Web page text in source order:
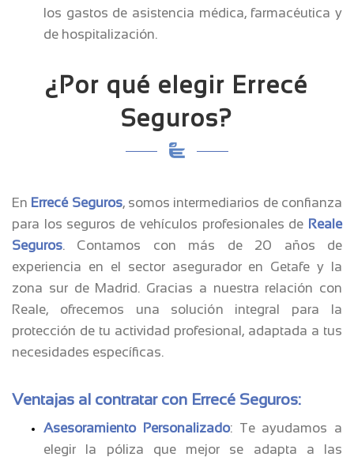
los gastos de asistencia médica, farmacéutica y
de hospitalización.
¿Por qué elegir Errecé
Seguros?
En Errecé Seguros, somos intermediarios de confianza
para los seguros de vehículos profesionales de Reale
Seguros. Contamos con más de 20 años de
experiencia en el sector asegurador en Getafe y la
zona sur de Madrid. Gracias a nuestra relación con
Reale, ofrecemos una solución integral para la
protección de tu actividad profesional, adaptada a tus
necesidades específicas.
Ventajas al contratar con Errecé Seguros:
Asesoramiento Personalizado: Te ayudamos a
elegir la póliza que mejor se adapta a las